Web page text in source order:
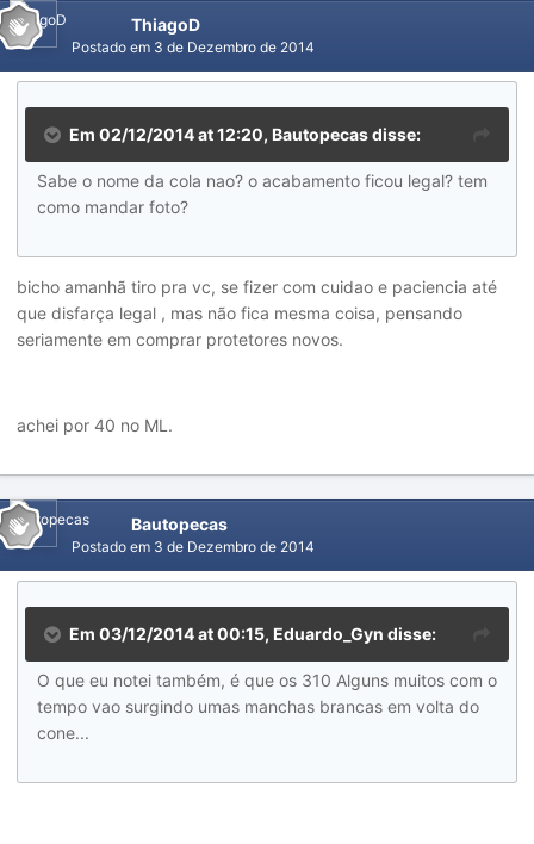
ThiagoD
Postado em 3 de Dezembro de 2014
Em 02/12/2014 at 12:20, Bautopecas disse:
Sabe o nome da cola nao? o acabamento ficou legal? tem
como mandar foto?
bicho amanhã tiro pra vc, se fizer com cuidao e paciencia até
que disfarça legal , mas não fica mesma coisa, pensando
seriamente em comprar protetores novos.
achei por 40 no ML.
Bautopecas
Postado em 3 de Dezembro de 2014
Em 03/12/2014 at 00:15, Eduardo_Gyn disse:
O que eu notei também, é que os 310 Alguns muitos com o
tempo vao surgindo umas manchas brancas em volta do
cone...